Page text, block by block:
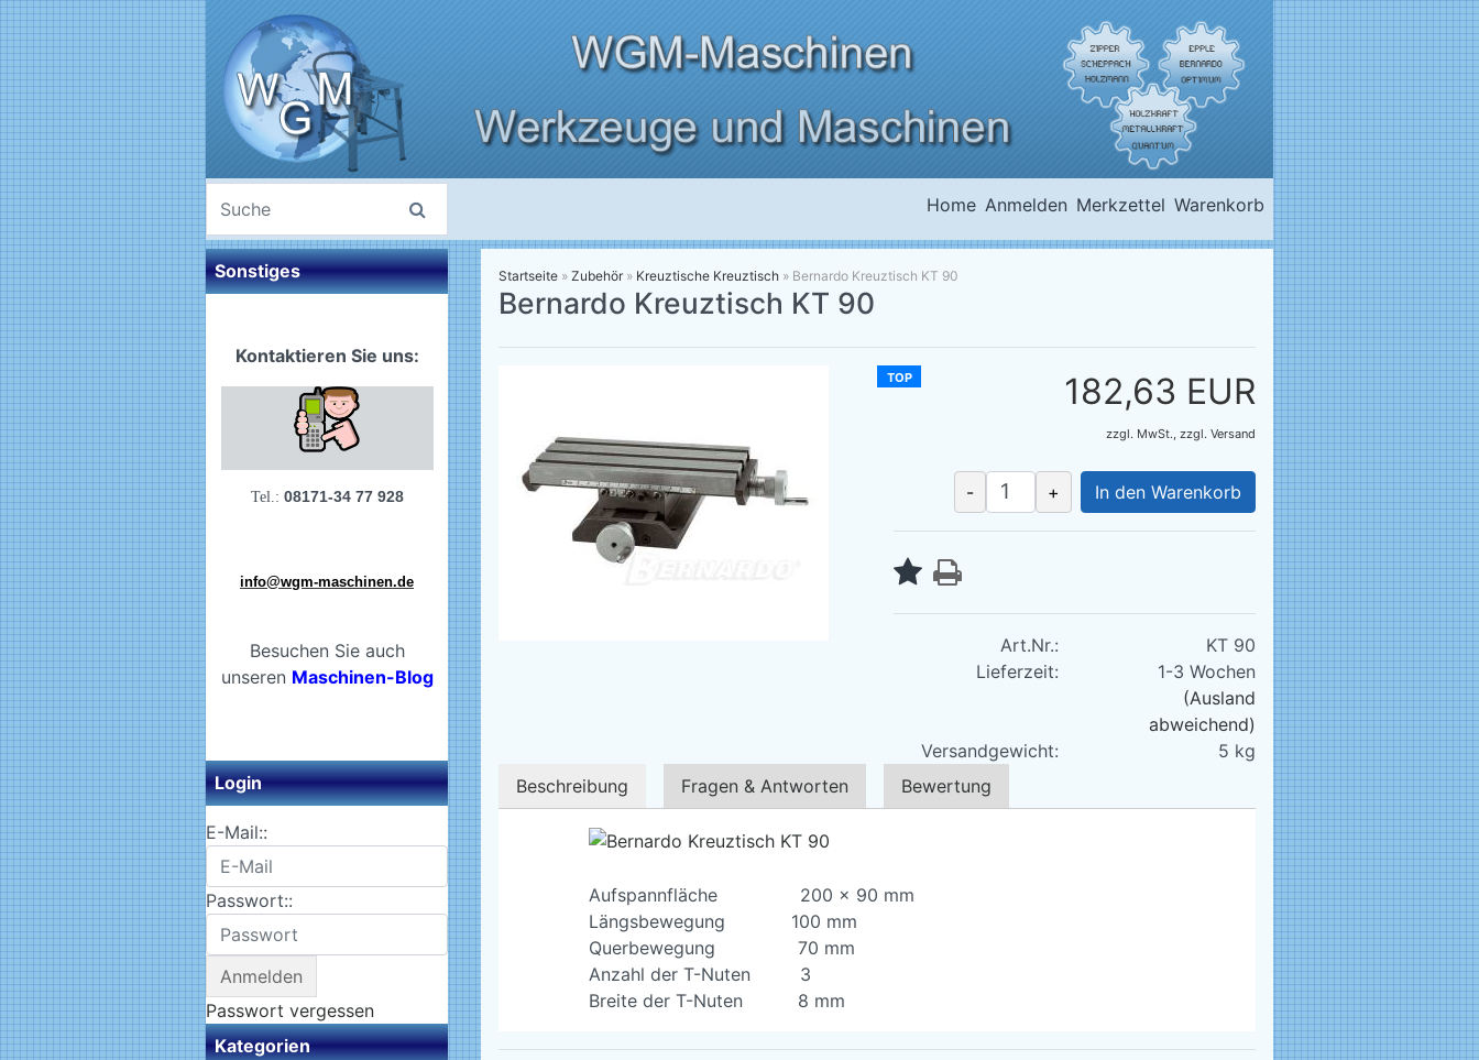
Home Anmelden Merkzettel Warenkorb
Sonstiges
Kontaktieren Sie uns:
Tel.: 08171-34 77 928
info@wgm-maschinen.de
Besuchen Sie auch
unseren Maschinen-Blog
Login
E-Mail::
Passwort::
Passwort vergessen
Kategorien
Startseite » Zubehör» Kreuztische Kreuztisch » Bernardo Kreuztisch KT 90
Bernardo Kreuztisch KT 90
182,63 EUR
TOP
zzgl. MwSt., zzgl. Versand
- + In den Warenkorb
Art.Nr.:
KT 90
Lieferzeit:
1-3 Wochen
(Ausland
abweichend)
Versandgewicht:
5 kg
Beschreibung
Fragen & Antworten Bewertung
Aufspannfläche 200 x 90 mm
Längsbewegung 100 mm
Querbewegung 70 mm
Anzahl der T-Nuten 3
Breite der T-Nuten 8 mm